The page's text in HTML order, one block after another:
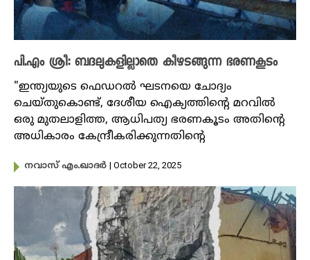
പി.എം ശ്രീ: ബദലുകളില്ലാതെ കീഴടങ്ങുന്ന ഭരണകൂടം
"ഇന്ത്യയുടെ ഫെഡറൽ ഘടനയെ ചോദ്യം
ചെയ്തുകൊണ്ട്, ദേശീയ ഐക്യത്തിന്റെ മറവിൽ
ഒരു മുതലാളിത്ത, ആധിപത്യ ഭരണകൂടം അതിന്റെ
അധികാരം കേന്ദ്രീകരിക്കുന്നതിന്റെ
നവാസ് എം.ഖാദർ | October 22, 2025